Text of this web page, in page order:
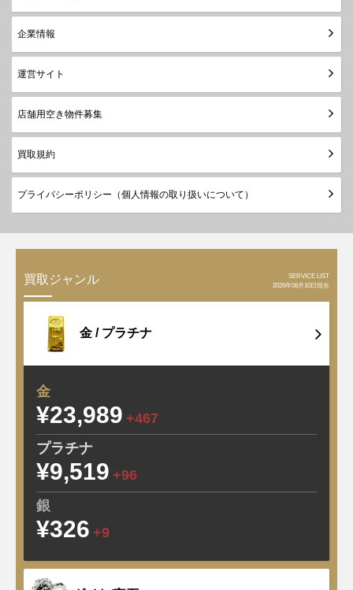
企業情報
運営サイト
店舗用空き物件募集
買取規約
プライバシーポリシー（個人情報の取り扱いについて）
買取ジャンル
SERVICE LIST
2026年08月10日現在
金 / プラチナ
金
¥23,989 +467
プラチナ
¥9,519 +96
銀
¥326 +9